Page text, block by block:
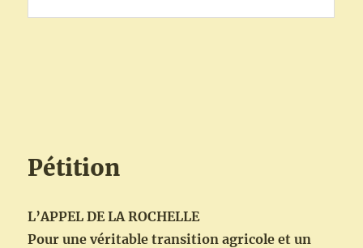
Pétition
L’APPEL DE LA ROCHELLE
Pour une véritable transition agricole et un